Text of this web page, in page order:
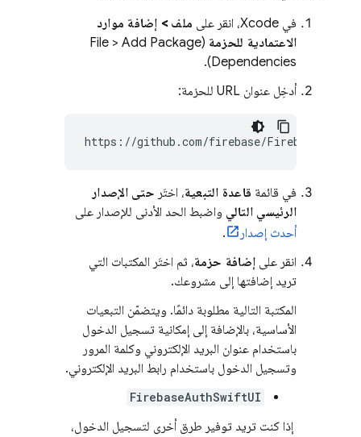
في Xcode، انقر على
ملف > إضافة موارد
الاعتمادية للحزمة (File > Add Package
Dependencies).
أدخِل عنوان URL للحزمة:
في قائمة قاعدة التبعية، اختَر حتى الإصدار
الرئيسي التالي واضبط الحد الأدنى للإصدار على
أحدث إصدار
.
انقر على إضافة حزمة، ثم اختَر المكتبات التي
تريد إضافتها إلى مشروعك.
المكتبة التالية مطلوبة دائمًا. ويتضمّن التبعيات
الأساسية، بالإضافة إلى إمكانية تسجيل الدخول
باستخدام عنوان البريد الإلكتروني وكلمة المرور
وتسجيل الدخول باستخدام رابط البريد الإلكتروني.
FirebaseAuthSwiftUI
إذا كنت تريد توفير طرق أخرى لتسجيل الدخول،